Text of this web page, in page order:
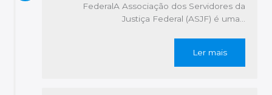
FederalA Associação dos Servidores da
Justiça Federal (ASJF) é uma…
Ler mais